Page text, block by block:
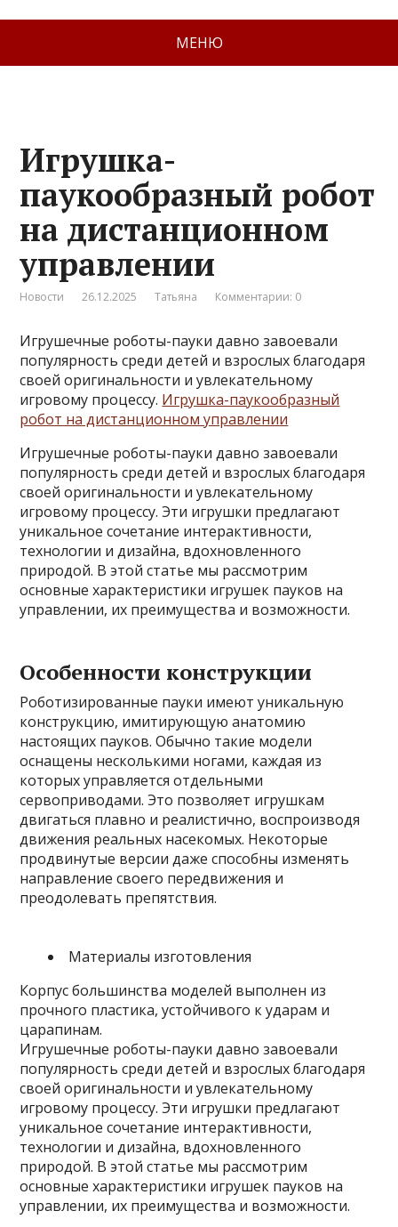
МЕНЮ
Игрушка-
паукообразный робот
на дистанционном
управлении
Новости 26.12.2025 Татьяна Комментарии: 0
Игрушечные роботы-пауки давно завоевали
популярность среди детей и взрослых благодаря
своей оригинальности и увлекательному
игровому процессу. Игрушка-паукообразный
робот на дистанционном управлении
Игрушечные роботы-пауки давно завоевали
популярность среди детей и взрослых благодаря
своей оригинальности и увлекательному
игровому процессу. Эти игрушки предлагают
уникальное сочетание интерактивности,
технологии и дизайна, вдохновленного
природой. В этой статье мы рассмотрим
основные характеристики игрушек пауков на
управлении, их преимущества и возможности.
Особенности конструкции
Роботизированные пауки имеют уникальную
конструкцию, имитирующую анатомию
настоящих пауков. Обычно такие модели
оснащены несколькими ногами, каждая из
которых управляется отдельными
сервоприводами. Это позволяет игрушкам
двигаться плавно и реалистично, воспроизводя
движения реальных насекомых. Некоторые
продвинутые версии даже способны изменять
направление своего передвижения и
преодолевать препятствия.
Материалы изготовления
Корпус большинства моделей выполнен из
прочного пластика, устойчивого к ударам и
царапинам.
Игрушечные роботы-пауки давно завоевали
популярность среди детей и взрослых благодаря
своей оригинальности и увлекательному
игровому процессу. Эти игрушки предлагают
уникальное сочетание интерактивности,
технологии и дизайна, вдохновленного
природой. В этой статье мы рассмотрим
основные характеристики игрушек пауков на
управлении, их преимущества и возможности.